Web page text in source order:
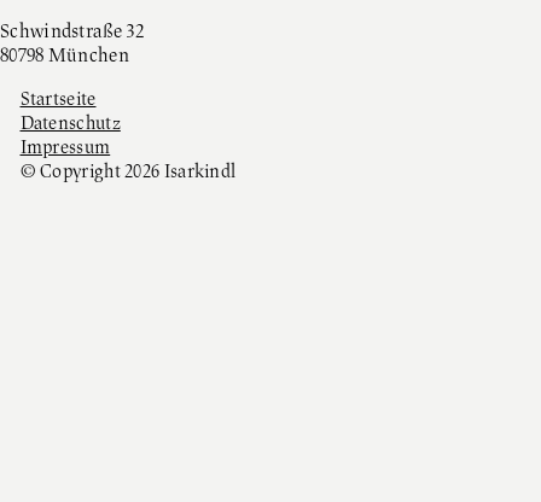
Schwindstraße 32
80798 München
Startseite
Datenschutz
Impressum
© Copyright 2026 Isarkindl